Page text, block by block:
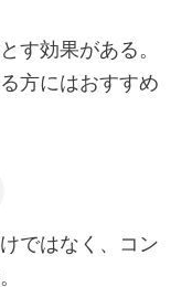
す効果がある。
方にはおすすめ
ではなく、コン